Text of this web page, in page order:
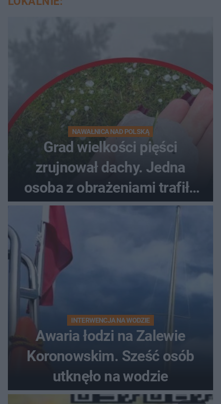
NAWAŁNICA NAD POLSKĄ
Grad wielkości pięści
zrujnował dachy. Jedna
osoba z obrażeniami trafiła
do szpitala
INTERWENCJA NA WODZIE
Awaria łodzi na Zalewie
Koronowskim. Sześć osób
utknęło na wodzie